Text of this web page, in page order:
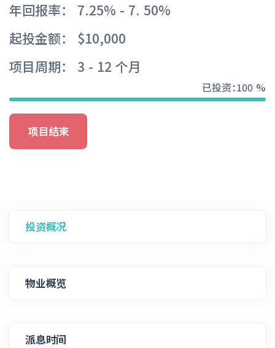
年回报率： 7.25% - 7. 50%
起投金额： $10,000
项目周期： 3 - 12 个月
已投资：100 %
项目结束
投资概况
物业概览
派息时间